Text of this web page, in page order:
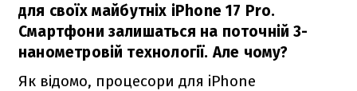
для своїх майбутніх iPhone 17 Pro.
Смартфони залишаться на поточній 3-
нанометровій технології. Але чому?
Як відомо, процесори для iPhone